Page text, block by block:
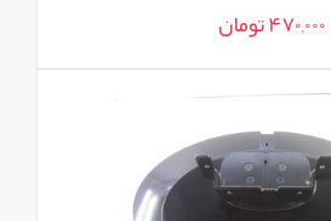
470,000 تومان